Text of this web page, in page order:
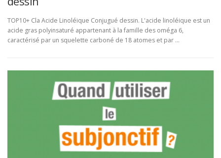
TOP10+ Cla Acide Linoléique Conjugué dessin. L'acide linoléique est un
acide gras polyinsaturé appartenant à la famille des oméga 6,
caractérisé par un squelette carboné de 18 atomes et par …